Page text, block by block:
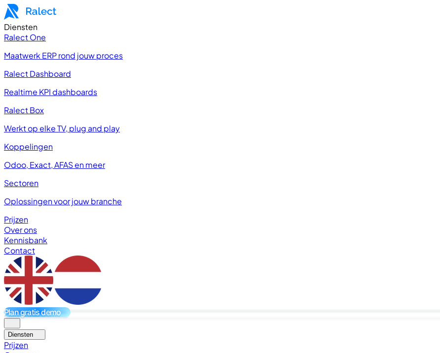
Diensten
Ralect One
Maatwerk ERP rond jouw proces
Ralect Dashboard
Realtime KPI dashboards
Ralect Box
Werkt op elke TV, plug and play
Koppelingen
Odoo, Exact, AFAS en meer
Sectoren
Oplossingen voor jouw branche
Prijzen
Over ons
Kennisbank
Contact
Plan gratis demo
Diensten
Prijzen